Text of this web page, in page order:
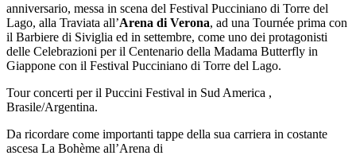
anniversario, messa in scena del Festival Pucciniano di Torre del
Lago, alla Traviata all’Arena di Verona, ad una Tournée prima con
il Barbiere di Siviglia ed in settembre, come uno dei protagonisti
delle Celebrazioni per il Centenario della Madama Butterfly in
Giappone con il Festival Pucciniano di Torre del Lago.
Tour concerti per il Puccini Festival in Sud America ,
Brasile/Argentina.
Da ricordare come importanti tappe della sua carriera in costante
ascesa La Bohème all’Arena di